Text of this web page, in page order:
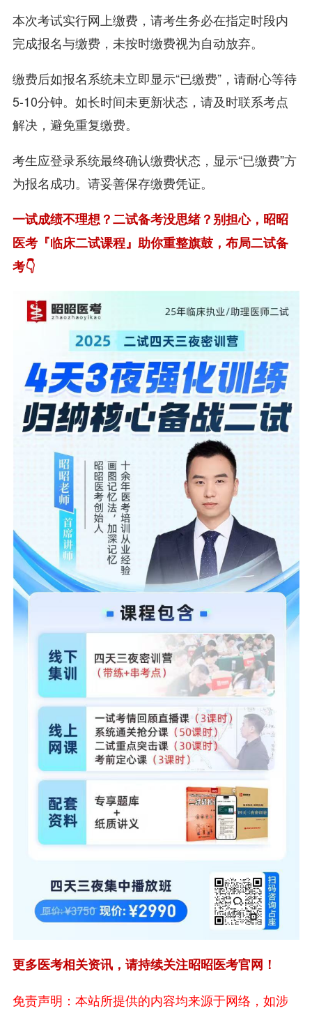
本次考试实行网上缴费，请考生务必在指定时段内
完成报名与缴费，未按时缴费视为自动放弃。
缴费后如报名系统未立即显示“已缴费”，请耐心等待
5-10分钟。如长时间未更新状态，请及时联系考点
解决，避免重复缴费。
考生应登录系统最终确认缴费状态，显示“已缴费”方
为报名成功。请妥善保存缴费凭证。
一试成绩不理想？二试备考没思绪？别担心，昭昭
医考『临床二试课程』助你重整旗鼓，布局二试备
考👇
更多医考相关资讯，请持续关注昭昭医考官网！
免责声明：本站所提供的内容均来源于网络，如涉